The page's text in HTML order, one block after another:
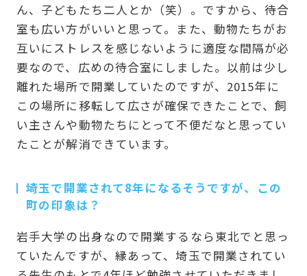
ん、子どもたち二人とか（笑）。ですから、待合
室も広い方がいいと思って。また、動物たちがお
互いにストレスを感じないように適度な間隔が必
要なので、広めの待合室にしました。以前は少し
離れた場所で開業していたのですが、2015年に
この場所に移転して広さが確保できたことで、飼
い主さんや動物たちにとって不便だなと思ってい
たことが解消できています。
埼玉で開業されて8年になるそうですが、この
町の印象は？
岩手大学の出身なので開業するなら東北でと思っ
ていたんですが、縁あって、埼玉で開業されてい